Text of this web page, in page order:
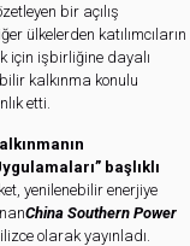
bir açılış
ülkelerden katılımcıların
için işbirliğine dayalı
kalkınma konulu
etti.
başlıklı
yenilenebilir enerjiye
China Southern Power
olarak yayınladı.